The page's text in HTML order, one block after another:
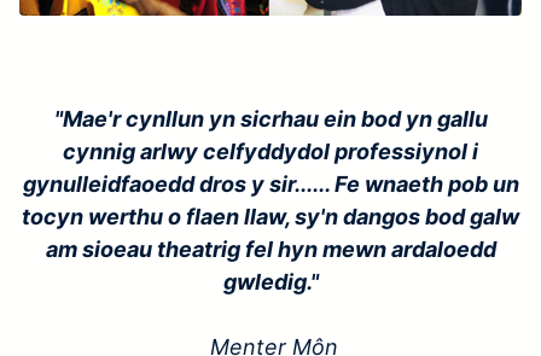
"Mae'r cynllun yn sicrhau ein bod yn gallu
cynnig arlwy celfyddydol professiynol i
gynulleidfaoedd dros y sir...... Fe wnaeth pob un
tocyn werthu o flaen llaw, sy'n dangos bod galw
am sioeau theatrig fel hyn mewn ardaloedd
gwledig."
Menter Môn